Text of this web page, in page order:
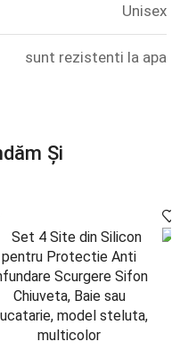
Unisex
sunt rezistenti la apa
Și